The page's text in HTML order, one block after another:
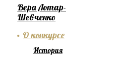
Вера Лотар-
Шевченко
О конкурсе
История